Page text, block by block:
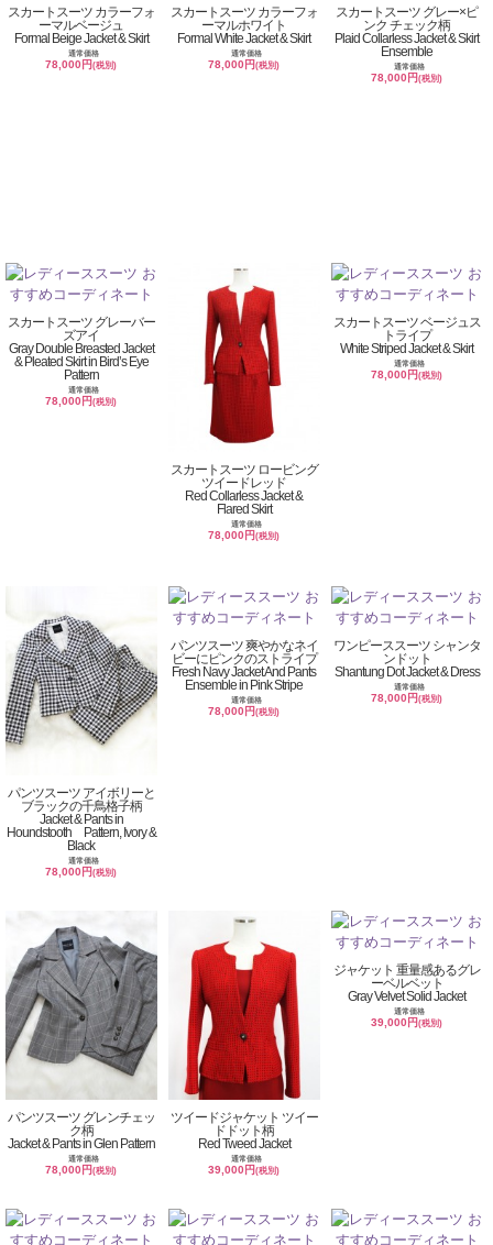
スカートスーツ カラーフォ
ーマルベージュ
Formal Beige Jacket & Skirt
通常価格
78,000円(税別)
スカートスーツ カラーフォ
ーマルホワイト
Formal White Jacket & Skirt
通常価格
78,000円(税別)
スカートスーツ グレー×ピ
ンク チェック柄
Plaid Collarless Jacket & Skirt
Ensemble
通常価格
78,000円(税別)
スカートスーツ グレーバー
ズアイ
Gray Double Breasted Jacket
& Pleated Skirt in Bird’s Eye
Pattern
通常価格
78,000円(税別)
スカートスーツ ロービング
ツイードレッド
Red Collarless Jacket &
Flared Skirt
通常価格
78,000円(税別)
スカートスーツ ベージュス
トライプ
White Striped Jacket & Skirt
通常価格
78,000円(税別)
パンツスーツ アイボリーと
ブラックの千鳥格子柄
Jacket & Pants in
Houndstooth Pattern, Ivory &
Black
通常価格
78,000円(税別)
パンツスーツ 爽やかなネイ
ビーにピンクのストライプ
Fresh Navy Jacket And Pants
Ensemble in Pink Stripe
通常価格
78,000円(税別)
ワンピーススーツ シャンタ
ンドット
Shantung Dot Jacket & Dress
通常価格
78,000円(税別)
パンツスーツ グレンチェッ
ク柄
Jacket & Pants in Glen Pattern
通常価格
78,000円(税別)
ツイードジャケット ツイー
ドドット柄
Red Tweed Jacket
通常価格
39,000円(税別)
ジャケット 重量感あるグレ
ーベルベット
Gray Velvet Solid Jacket
通常価格
39,000円(税別)